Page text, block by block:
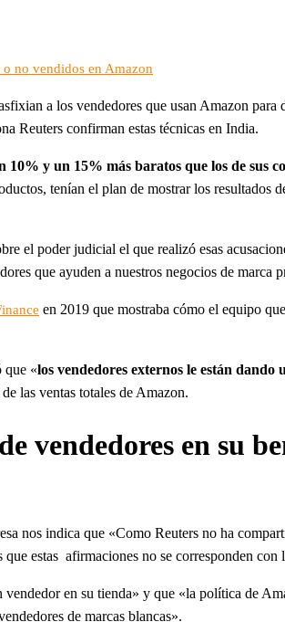
no vendidos en Amazon
a los vendedores que usan Amazon para
Reuters confirman estas técnicas en India.
y un 15% más baratos que los de sus
tenían el plan de mostrar los
el poder judicial el que realizó esas
que ayuden a nuestros negocios de marca
en 2019 que mostraba cómo el equipo
que «los vendedores externos le están
las ventas totales de Amazon.
vendedores en su
nos indica que «Como Reuters no ha
que estas afirmaciones no se corresponden con
en su tienda» y que «la política de
de marcas blancas».